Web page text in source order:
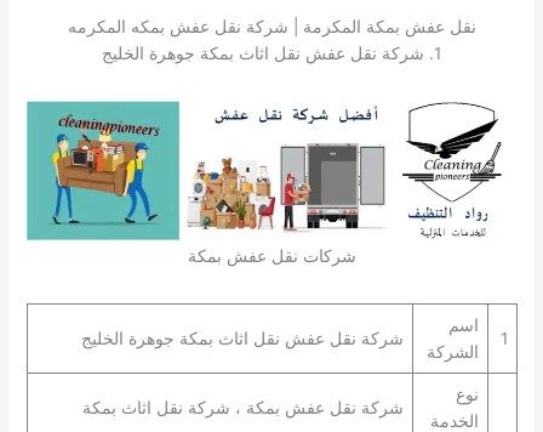
نقل عفش بمكة المكرمة | شركة نقل عفش بمكه المكرمه
1. شركة نقل عفش نقل اثاث بمكة جوهرة الخليج
شركات نقل عفش بمكة
1
اسم
الشركة
شركة نقل عفش نقل اثاث بمكة جوهرة الخليج
نوع
الخدمة
شركة نقل عفش بمكة ، شركة نقل اثاث بمكة